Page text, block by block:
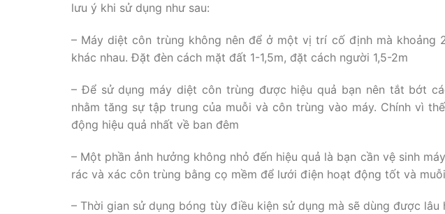
lưu ý khi sử dụng như sau:
– Máy diệt côn trùng không nên để ở một vị trí cố định mà khoảng
khác nhau. Đặt đèn cách mặt đất 1-1,5m, đặt cách người 1,5-2m
– Để sử dụng máy diệt côn trùng được hiệu quả bạn nên tắt bớt
nhằm tăng sự tập trung của muỗi và côn trùng vào máy. Chính vì
động hiệu quả nhất về ban đêm
– Một phần ảnh hưởng không nhỏ đến hiệu quả là bạn cần vệ sinh
rác và xác côn trùng bằng cọ mềm để lưới điện hoạt động tốt và
– Thời gian sử dụng bóng tùy điều kiện sử dụng mà sẽ dùng được lâu